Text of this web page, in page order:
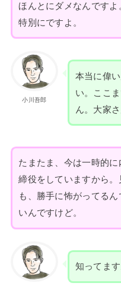
ほんとにダメなんです
特別にですよ。
小川吾郎
本当に偉
い。ここ
ん。大家
たまたま、今は一時的に
締役をしていますから。
も、勝手に怖がってる
いんですけど。
知ってま